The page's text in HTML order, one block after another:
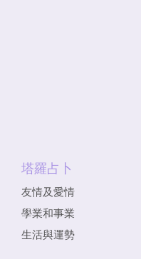
塔羅占卜
友情及愛情
學業和事業
生活與運勢